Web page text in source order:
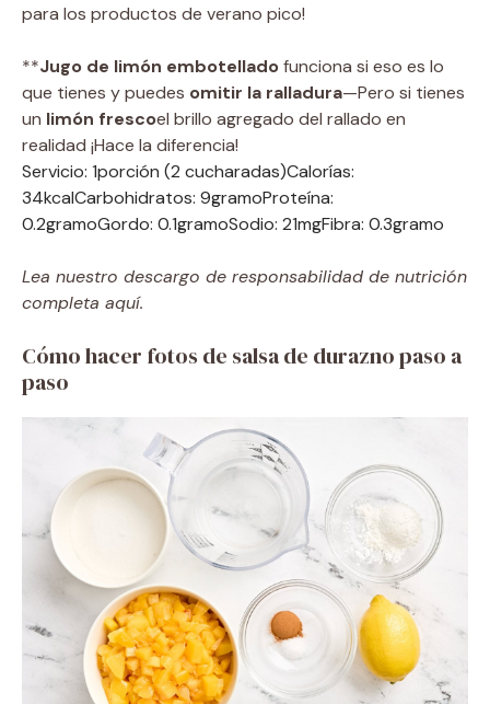
para los productos de verano pico!
**Jugo de limón embotelladofunciona si eso es lo
que tienes y puedes omitir la ralladura—Pero si tienes
un limón frescoel brillo agregado del rallado en
realidad ¡Hace la diferencia!
Servicio: 1porción (2 cucharadas)Calorías:
34kcalCarbohidratos: 9gramoProteína:
0.2gramoGordo: 0.1gramoSodio: 21mgFibra: 0.3gramo
Lea nuestro descargo de responsabilidad de nutrición
completa aquí.
Cómo hacer fotos de salsa de durazno paso a
paso